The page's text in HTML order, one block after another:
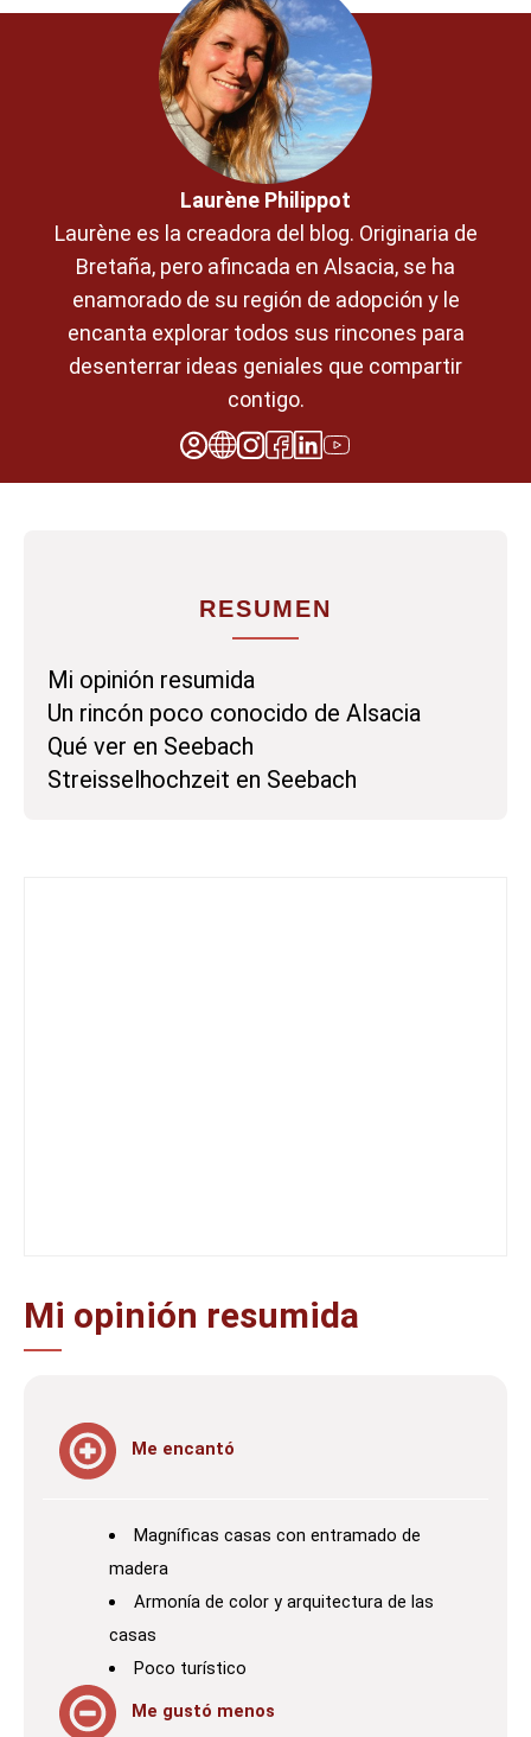
Laurène Philippot
Laurène es la creadora del blog. Originaria de
Bretaña, pero afincada en Alsacia, se ha
enamorado de su región de adopción y le
encanta explorar todos sus rincones para
desenterrar ideas geniales que compartir
contigo.
RESUMEN
Mi opinión resumida
Un rincón poco conocido de Alsacia
Qué ver en Seebach
Streisselhochzeit en Seebach
Mi opinión resumida
Me encantó
Magníficas casas con entramado de
madera
Armonía de color y arquitectura de las
casas
Poco turístico
Me gustó menos